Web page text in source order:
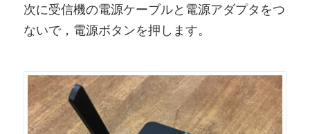
次に受信機の電源ケーブルと電源アダプタをつ
ないで，電源ボタンを押します。